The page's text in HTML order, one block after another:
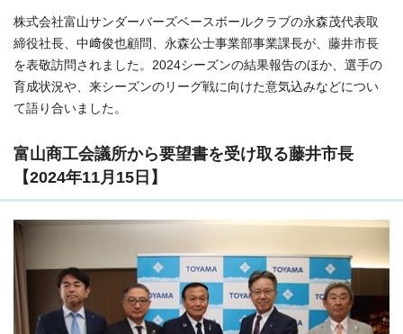
株式会社富山サンダーバーズベースボールクラブの永森茂代表取
締役社長、中﨑俊也顧問、永森公士事業部事業課長が、藤井市長
を表敬訪問されました。2024シーズンの結果報告のほか、選手の
育成状況や、来シーズンのリーグ戦に向けた意気込みなどについ
て語り合いました。
富山商工会議所から要望書を受け取る藤井市長
【2024年11月15日】